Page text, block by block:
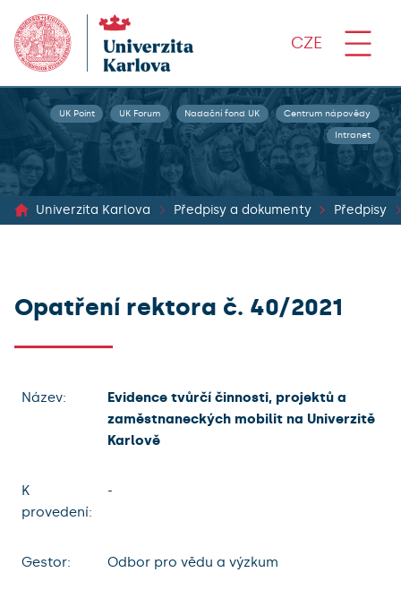
CZE
UK Point UK Forum Nadační fond UK Centrum nápovědy
Intranet
Univerzita Karlova Předpisy a dokumenty Předpisy
Opatření rektora č. 40/2021
Název:
Evidence tvůrčí činnosti, projektů a
zaměstnaneckých mobilit na Univerzitě
Karlově
K
provedení:
-
Gestor: Odbor pro vědu a výzkum